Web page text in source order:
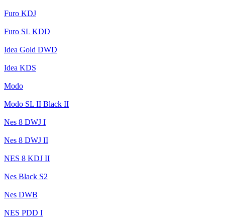
Furo KDJ
Furo SL KDD
Idea Gold DWD
Idea KDS
Modo
Modo SL II Black II
Nes 8 DWJ I
Nes 8 DWJ II
NES 8 KDJ II
Nes Black S2
Nes DWB
NES PDD I